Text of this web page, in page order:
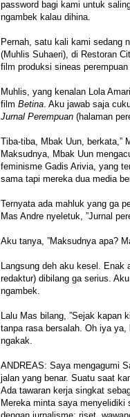
password bagi kami untuk
ngambek kalau dihina.
Pernah, satu kali kami sedang
(Muhlis Suhaeri), di Restoran
film produksi sineas
Muhlis, yang kenalan Lola
film Betina. Aku jawab saja
Jurnal Perempuan (halaman
Tiba-tiba, Mbak Uun, berkata,”
Maksudnya, Mbak Uun
feminisme Gadis Arivia, yang
sama tapi mereka dua media
Ternyata ada mahluk yang ga
Mas Andre nyeletuk, ”Jurnal
Aku tanya, ”Maksudnya apa?
Langsung deh aku kesel. Enak
redaktur) dibilang ga serius.
ngambek.
Lalu Mas bilang, ”Sejak kapan
tanpa rasa bersalah. Oh iya
ngakak.
ANDREAS: Saya mengagumi
jalan yang benar. Suatu saat
Ada tawaran kerja singkat
Mereka minta saya menyelidiki